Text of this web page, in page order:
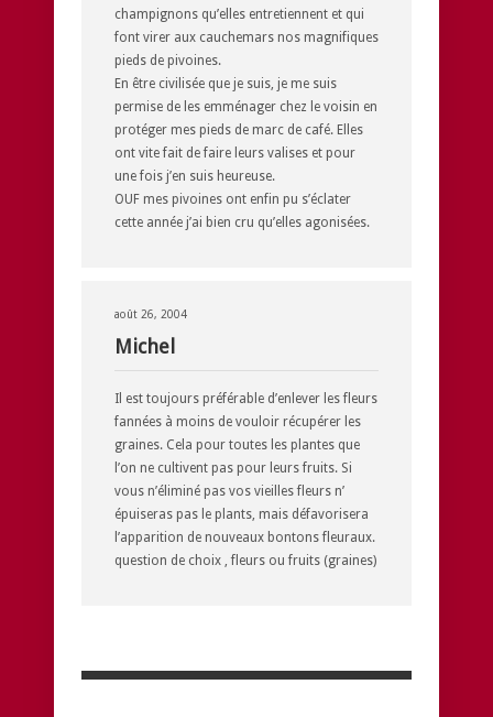
champignons qu’elles entretiennent et qui
font virer aux cauchemars nos magnifiques
pieds de pivoines.
En être civilisée que je suis, je me suis
permise de les emménager chez le voisin en
protéger mes pieds de marc de café. Elles
ont vite fait de faire leurs valises et pour
une fois j’en suis heureuse.
OUF mes pivoines ont enfin pu s’éclater
cette année j’ai bien cru qu’elles agonisées.
août 26, 2004
Michel
Il est toujours préférable d’enlever les fleurs
fannées à moins de vouloir récupérer les
graines. Cela pour toutes les plantes que
l’on ne cultivent pas pour leurs fruits. Si
vous n’éliminé pas vos vieilles fleurs n’
épuiseras pas le plants, mais défavorisera
l’apparition de nouveaux bontons fleuraux.
question de choix , fleurs ou fruits (graines)